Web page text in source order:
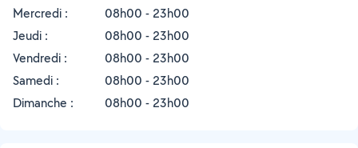
Mercredi :
08h00 - 23h00
Jeudi :
08h00 - 23h00
Vendredi :
08h00 - 23h00
Samedi :
08h00 - 23h00
Dimanche :
08h00 - 23h00